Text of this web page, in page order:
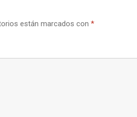
están marcados con *